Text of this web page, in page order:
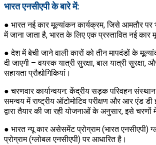
भारत एनसीएपी के बारे में:
● भारत नई कार मूल्यांकन कार्यक्रम, जिसे आमतौर पर
में जाना जाता है, भारत के लिए एक प्रस्तावित नई कार
● देश में बेची जाने वाली कारों को तीन मापदंडों के
दी जाएगी – वयस्क यात्री सुरक्षा, बाल यात्री सुरक्षा,
सहायता प्रौद्योगिकियां।
● चरणवार कार्यान्वयन: केंद्रीय सड़क परिवहन
समन्वय में राष्ट्रीय ऑटोमोटिव परीक्षण और आर एंड
द्वारा तैयार की जा रही योजनाओं के अनुसार, इसे चरणों
● भारत न्यू कार असेसमेंट प्रोग्राम (भारत एनसीएपी)
प्रोग्राम (ग्लोबल एनसीएपी) पर आधारित है।